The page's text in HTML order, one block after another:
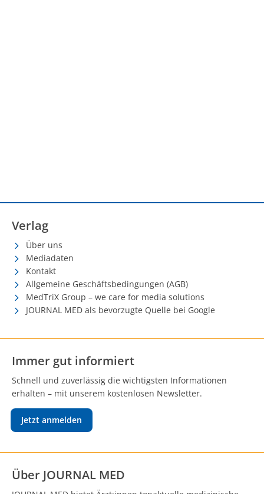
Verlag
Über uns
Mediadaten
Kontakt
Allgemeine Geschäftsbedingungen (AGB)
MedTriX Group – we care for media solutions
JOURNAL MED als bevorzugte Quelle bei Google
Immer gut informiert
Schnell und zuverlässig die wichtigsten Informationen
erhalten – mit unserem kostenlosen Newsletter.
Jetzt anmelden
Über JOURNAL MED